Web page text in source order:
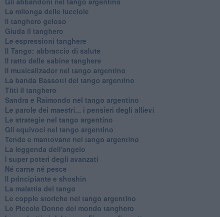
La milonga delle lucciole
Il tanghero geloso
Giuda il tanghero
Le espressioni tanghere
Il Tango: abbraccio di salute
Il ratto delle sabine tanghere
Il musicalizador nel tango argentino
La banda Bassotti del tango argentino
Titti il tanghero
Sandra e Raimondo nel tango argentino
Le parole dei maestri... i pensieri degli allievi
Le strategie nel tango argentino
Gli equivoci nel tango argentino
Tende e mantovane nel tango argentino
La leggenda dell'angelo
I super poteri degli avanzati
​Né carne né pesce
Il principiante e shoshin
La malattia del tango
Le coppie storiche nel tango argentino
​Le Piccole Donne del mondo tanghero